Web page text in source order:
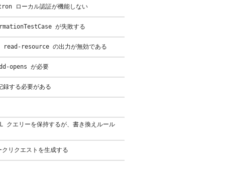
ローカル認証が機能しない
が失敗する
resource の出力が無効である
opens が必要
する必要がある
リーを保持するが、書き換えルール
リクエストを生成する